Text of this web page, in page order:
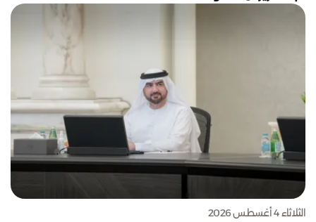
الثلاثاء 4 أغسطس 2026